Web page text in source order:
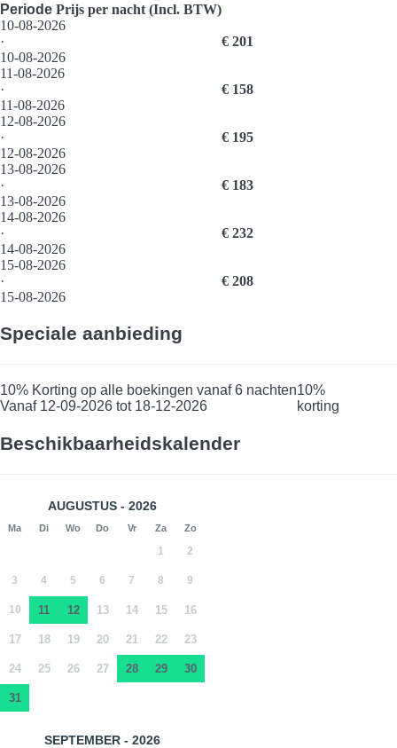
Periode Prijs per nacht (Incl. BTW)
10-08-2026
·
10-08-2026
€ 201
11-08-2026
·
11-08-2026
€ 158
12-08-2026
·
12-08-2026
€ 195
13-08-2026
·
13-08-2026
€ 183
14-08-2026
·
14-08-2026
€ 232
15-08-2026
·
15-08-2026
€ 208
Speciale aanbieding
10% Korting op alle boekingen vanaf 6 nachten
Vanaf 12-09-2026 tot 18-12-2026
10%
korting
Beschikbaarheidskalender
AUGUSTUS - 2026
Ma Di Wo Do Vr Za Zo
1 2
3 4 5 6 7 8 9
10 11 12 13 14 15 16
17 18 19 20 21 22 23
24 25 26 27 28 29 30
31
SEPTEMBER - 2026